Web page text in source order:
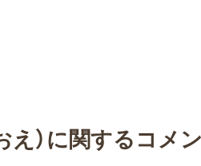
え）に関するコメ